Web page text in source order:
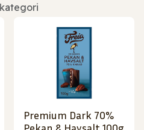
Premium Dark 70%